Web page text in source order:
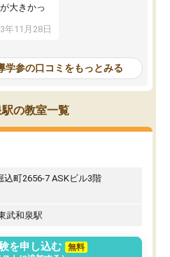
大きかっ
年11月28日
学参の口コミをもっとみる
の教室一覧
込町2656-7 ASKビル3階
武和泉駅
を申し込む
無料